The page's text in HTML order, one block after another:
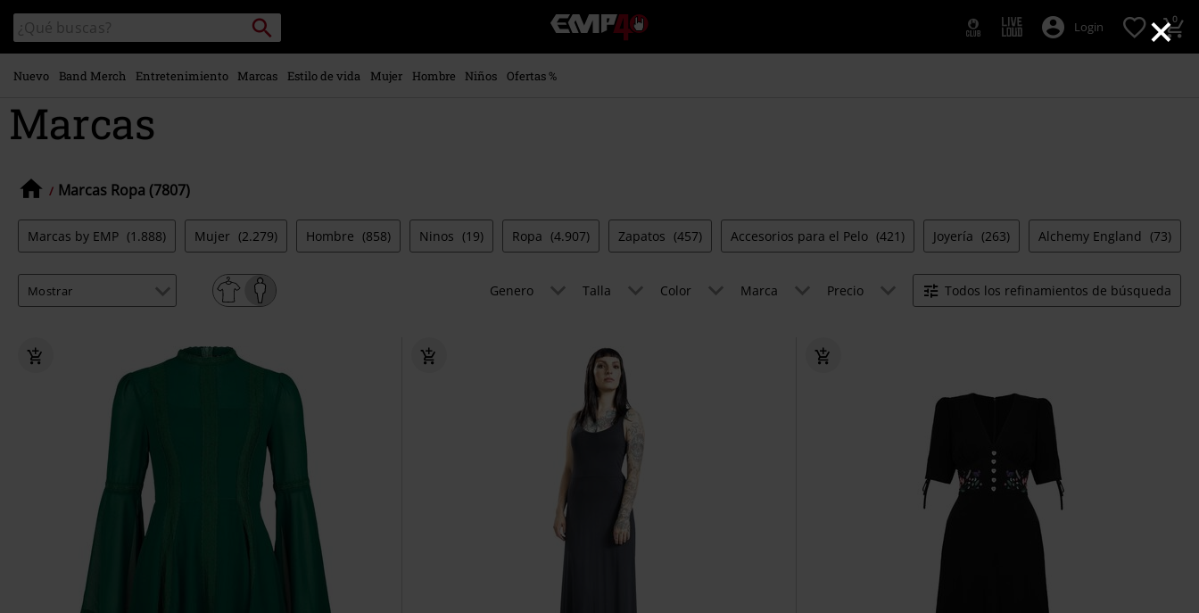
×
contenido
principal
Buscar
en
el
catálogo
Buscar
EMP
-
Música,
Login 0
Nuevo Band Merch Entretenimiento Marcas Estilo de vida Mujer Hombre Niños Ofertas %
Marcas
Marcas Ropa (7807)
Marcas by EMP (1.888) Mujer (2.279) Hombre (858) Ninos (19) Ropa (4.907) Zapatos (457) Accesorios para el Pelo (421) Joyería (263) Alchemy England (73)
Genero Talla Color Marca Precio Todos los refinamientos de búsqueda